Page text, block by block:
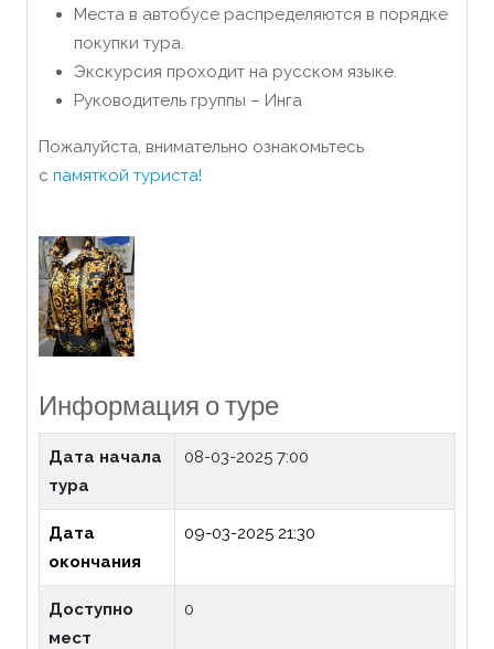
Места в автобусе распределяются в порядке
покупки тура.
Экскурсия проходит на русском языке.
Руководитель группы – Инга
Пожалуйста, внимательно ознакомьтесь
с памяткой туриста!
Информация о туре
Дата начала
тура
08-03-2025 7:00
Дата
окончания
09-03-2025 21:30
Доступно
мест
0